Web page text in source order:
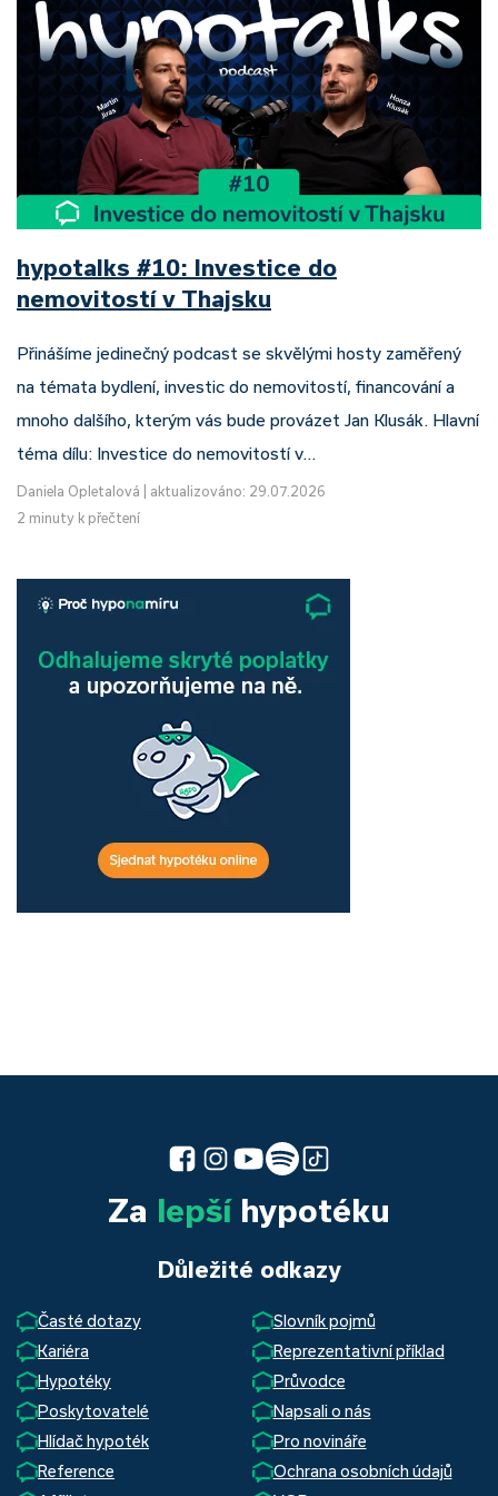
hypotalks #10: Investice do
nemovitostí v Thajsku
Přinášíme jedinečný podcast se skvělými hosty zaměřený
na témata bydlení, investic do nemovitostí, financování a
mnoho dalšího, kterým vás bude provázet Jan Klusák. Hlavní
téma dílu: Investice do nemovitostí v…
Daniela Opletalová
aktualizováno: 29.07.2026
2 minuty k přečtení
Za lepšíhypotéku
Důležité odkazy
Časté dotazy
Slovník pojmů
Kariéra
Reprezentativní příklad
Hypotéky
Průvodce
Poskytovatelé
Napsali o nás
Hlídač hypoték
Pro novináře
Reference
Ochrana osobních údajů